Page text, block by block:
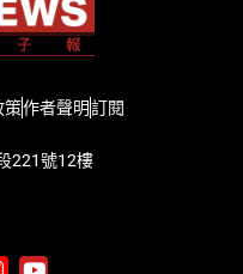
策作者聲明訂閱
221號12樓